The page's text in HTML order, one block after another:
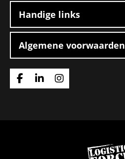
Handige links
Algemene voorwaarden
Ga
Ga
Ga
Ga